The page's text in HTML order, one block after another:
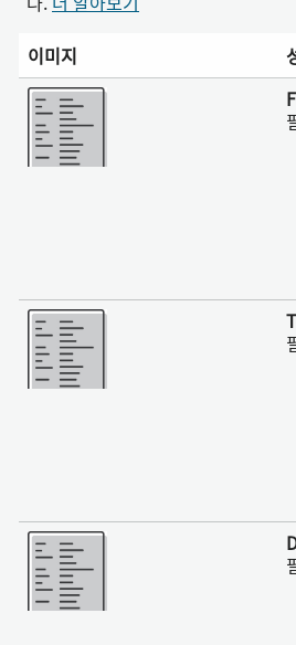
이미지
더 보기
더 보기
더 보기